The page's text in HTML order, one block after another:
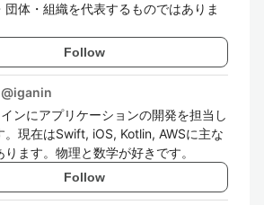
団体・組織を代表するものではありま
Follow
@iganin
ンにアプリケーションの開発を担当し
。現在はSwift, iOS, Kotlin, AWSに主な
ります。物理と数学が好きです。
Follow